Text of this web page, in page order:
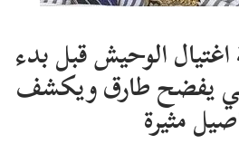
الوحيش قبل بدء
يفضح طارق ويكشف
مثيرة